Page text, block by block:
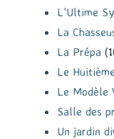
L'Ultime
La
La Prépa
Le
Le Modèle
Salle des
Un jardin